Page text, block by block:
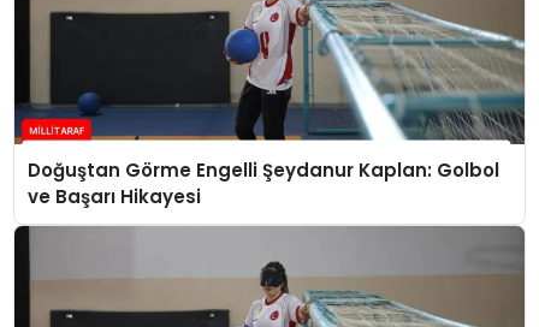
Doğuştan Görme Engelli Şeydanur Kaplan: Golbol
ve Başarı Hikayesi